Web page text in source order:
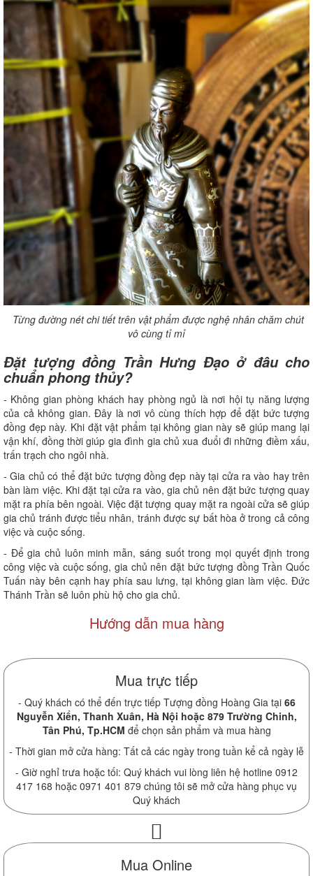
Từng đường nét chi tiết trên vật phẩm được nghệ nhân chăm chút
vô cùng tỉ mỉ
Đặt tượng đồng Trần Hưng Đạo ở đâu cho
chuẩn phong thủy?
- Không gian phòng khách hay phòng ngủ là nơi hội tụ năng lượng
của cả không gian. Đây là nơi vô cùng thích hợp để đặt bức tượng
đồng đẹp này. Khi đặt vật phẩm tại không gian này sẽ giúp mang lại
vận khí, đồng thời giúp gia đình gia chủ xua đuổi đi những điềm xấu,
trấn trạch cho ngôi nhà.
- Gia chủ có thể đặt bức tượng đồng đẹp này tại cửa ra vào hay trên
bàn làm việc. Khi đặt tại cửa ra vào, gia chủ nên đặt bức tượng quay
mặt ra phía bên ngoài. Việc đặt tượng quay mặt ra ngoài cửa sẽ giúp
gia chủ tránh được tiểu nhân, tránh được sự bất hòa ở trong cả công
việc và cuộc sống.
- Để gia chủ luôn minh mẫn, sáng suốt trong mọi quyết định trong
công việc và cuộc sống, gia chủ nên đặt bức tượng đồng Trần Quốc
Tuấn này bên cạnh hay phía sau lưng, tại không gian làm việc. Đức
Thánh Trần sẽ luôn phù hộ cho gia chủ.
Hướng dẫn mua hàng
Mua trực tiếp
- Quý khách có thể đến trực tiếp Tượng đồng Hoàng Gia tại 66
Nguyễn Xiển, Thanh Xuân, Hà Nội hoặc 879 Trường Chinh,
Tân Phú, Tp.HCM để chọn sản phẩm và mua hàng
- Thời gian mở cửa hàng: Tất cả các ngày trong tuần kể cả ngày lễ
- Giờ nghỉ trưa hoặc tối: Quý khách vui lòng liên hệ hotline 0912
417 168 hoặc 0971 401 879 chúng tôi sẽ mở cửa hàng phục vụ
Quý khách
Mua Online